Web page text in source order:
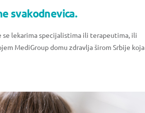
svakodnevica.
lekarima specijalistima ili terapeutima, ili
MediGroup domu zdravlja širom Srbije koja